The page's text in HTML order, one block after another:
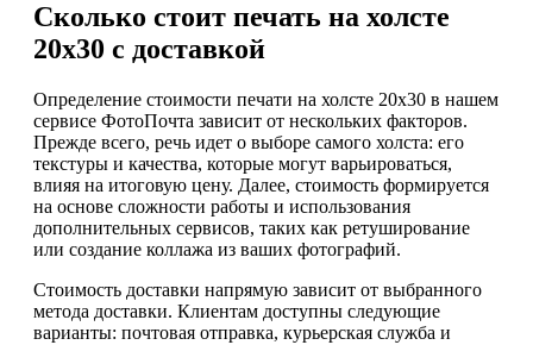
Сколько стоит печать на холсте
20х30 с доставкой
Определение стоимости печати на холсте 20х30 в нашем
сервисе ФотоПочта зависит от нескольких факторов.
Прежде всего, речь идет о выборе самого холста: его
текстуры и качества, которые могут варьироваться,
влияя на итоговую цену. Далее, стоимость формируется
на основе сложности работы и использования
дополнительных сервисов, таких как ретуширование
или создание коллажа из ваших фотографий.
Стоимость доставки напрямую зависит от выбранного
метода доставки. Клиентам доступны следующие
варианты: почтовая отправка, курьерская служба и